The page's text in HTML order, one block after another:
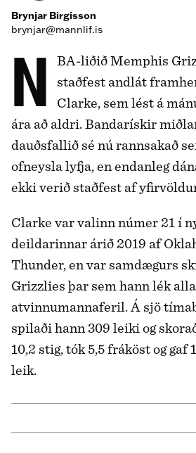
Brynjar Birgisson
brynjar@mannlif.is
NBA-liðið Memphis Grizzlies hefur
staðfest andlát
Clarke, sem lést á
ára að aldri. Bandarískir
dauðsfallið sé nú rannsakað
ofneysla lyfja, en endanleg
ekki verið staðfest af
Clarke var valinn númer 21 í
deildarinnar árið 2019 af
Thunder, en var samdægurs
Grizzlies þar sem hann lék
atvinnumannaferil. Á sjö
spilaði hann 309 leiki og
10,2 stig, tók 5,5 fráköst og gaf
leik.